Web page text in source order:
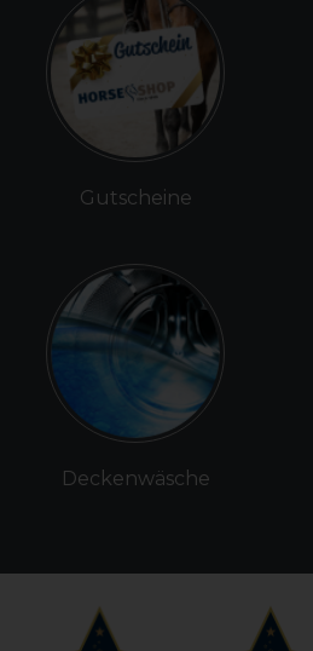
Gutscheine
Deckenwäsche